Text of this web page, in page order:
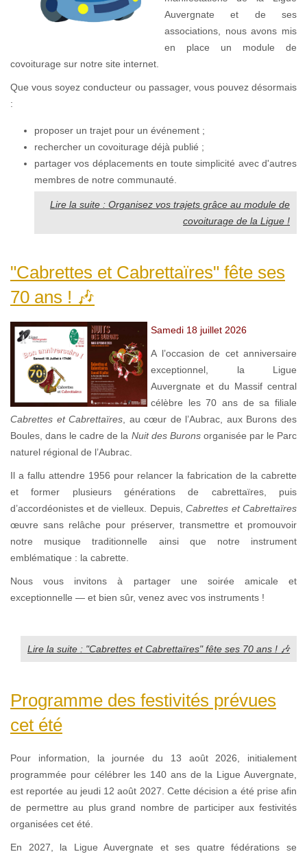
Auvergnate et de ses
associations, nous avons mis
en place un module de
covoiturage sur notre site internet.
Que vous soyez conducteur ou passager, vous pouvez désormais
:
proposer un trajet pour un événement ;
rechercher un covoiturage déjà publié ;
partager vos déplacements en toute simplicité avec d'autres
membres de notre communauté.
Lire la suite : Organisez vos trajets grâce au module de
covoiturage de la Ligue !
"Cabrettes et Cabrettaïres" fête ses
70 ans ! 🎶
Samedi 18 juillet 2026
A l’occasion de cet anniversaire
exceptionnel, la Ligue
Auvergnate et du Massif central
célèbre les 70 ans de sa filiale
Cabrettes et Cabrettaïres, au cœur de l’Aubrac, aux Burons des
Boules, dans le cadre de la Nuit des Buronsorganisée par le Parc
naturel régional de l’Aubrac.
Il a fallu attendre 1956 pour relancer la fabrication de la cabrette
et former plusieurs générations de cabrettaïres, puis
d’accordéonistes et de vielleux. Depuis,Cabrettes et Cabrettaïres
œuvre sans relâche pour préserver, transmettre et promouvoir
notre musique traditionnelle ainsi que notre instrument
emblématique : la cabrette.
Nous vous invitons à partager une soirée amicale et
exceptionnelle — et bien sûr, venez avec vos instruments !
Lire la suite : "Cabrettes et Cabrettaïres" fête ses 70 ans ! 🎶
Programme des festivités prévues
cet été
Pour information, la journée du 13 août 2026, initialement
programmée pour célébrer les 140 ans de la Ligue Auvergnate,
est reportée au jeudi 12 août 2027. Cette décision a été prise afin
de permettre au plus grand nombre de participer aux festivités
organisées cet été.
En 2027, la Ligue Auvergnate et ses quatre fédérations se